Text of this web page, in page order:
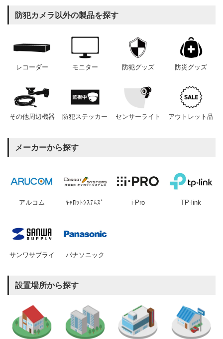
防犯カメラ以外の製品を探す
レコーダー モニター 防犯グッズ 防災グッズ
その他周辺機器 防犯ステッカー センサーライト アウトレット品
メーカーから探す
アルコム ｷｬﾛｯﾄｼｽﾃﾑｽﾞ i-Pro TP-link
サンワサプライ パナソニック
設置場所から探す